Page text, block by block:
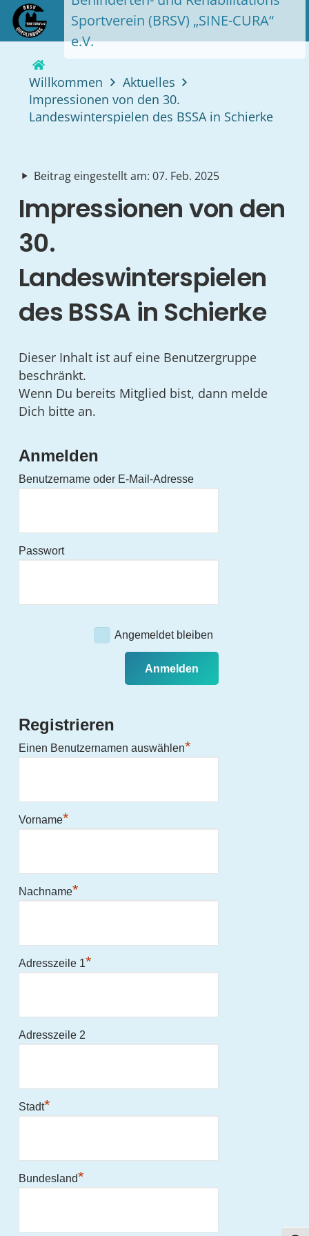
Sportverein (BRSV) „SINE-CURA“
e.V.
Willkommen
Aktuelles
Impressionen von den 30.
Landeswinterspielen des BSSA in Schierke
play_arrow Beitrag eingestellt am:07. Feb. 2025
Impressionen von den
30.
Landeswinterspielen
des BSSA in Schierke
Dieser Inhalt ist auf eine Benutzergruppe
beschränkt.
Wenn Du bereits Mitglied bist, dann melde
Dich bitte an.
Anmelden
Benutzername oder E-Mail-Adresse
Passwort
Angemeldet bleiben
Registrieren
Einen Benutzernamen auswählen*
Vorname*
Nachname*
Adresszeile 1*
Adresszeile 2
Stadt*
Bundesland*